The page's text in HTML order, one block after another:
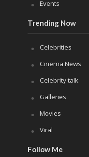
Events
Trending Now
Celebrities
Cinema News
Celebrity talk
Galleries
Movies
Viral
Follow Me